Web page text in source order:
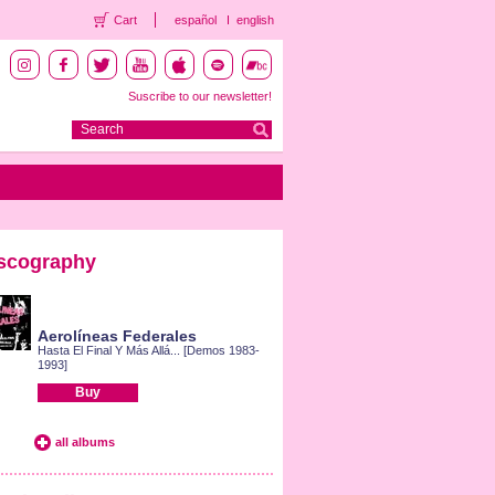
Cart español english
Suscribe to our newsletter!
Aerolíneas Federales
Hasta El Final Y Más Allá... [Demos 1983-
1993]
Buy
all albums